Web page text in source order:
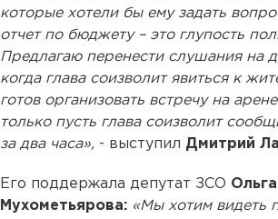
которые хотели бы ему задать
отчет по бюджету – это глупость
Предлагаю перенести слушания на
когда глава соизволит явиться к
готов организовать встречу на
только пусть глава соизволит
за два часа», - выступил Дмитрий
Его поддержала депутат ЗСО Ольга
Мухометьярова: «Мы хотим видеть